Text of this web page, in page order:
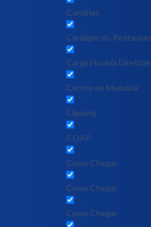
Cantinas
Cardápio do
Carga Horária
Centro de Memória
Clipping
COAP
Como Chegar
Como Chegar
Como Chegar